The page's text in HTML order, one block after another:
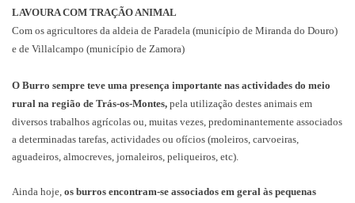
LAVOURA COM TRAÇÃO ANIMAL
Com os agricultores da aldeia de Paradela (município de Miranda do Douro)
e de Villalcampo (município de Zamora)
O Burro sempre teve uma presença importante nas actividades do meio
rural na região de Trás-os-Montes, pela utilização destes animais em
diversos trabalhos agrícolas ou, muitas vezes, predominantemente associados
a determinadas tarefas, actividades ou ofícios (moleiros, carvoeiras,
aguadeiros, almocreves, jornaleiros, peliqueiros, etc).
Ainda hoje, os burros encontram-se associados em geral às pequenas